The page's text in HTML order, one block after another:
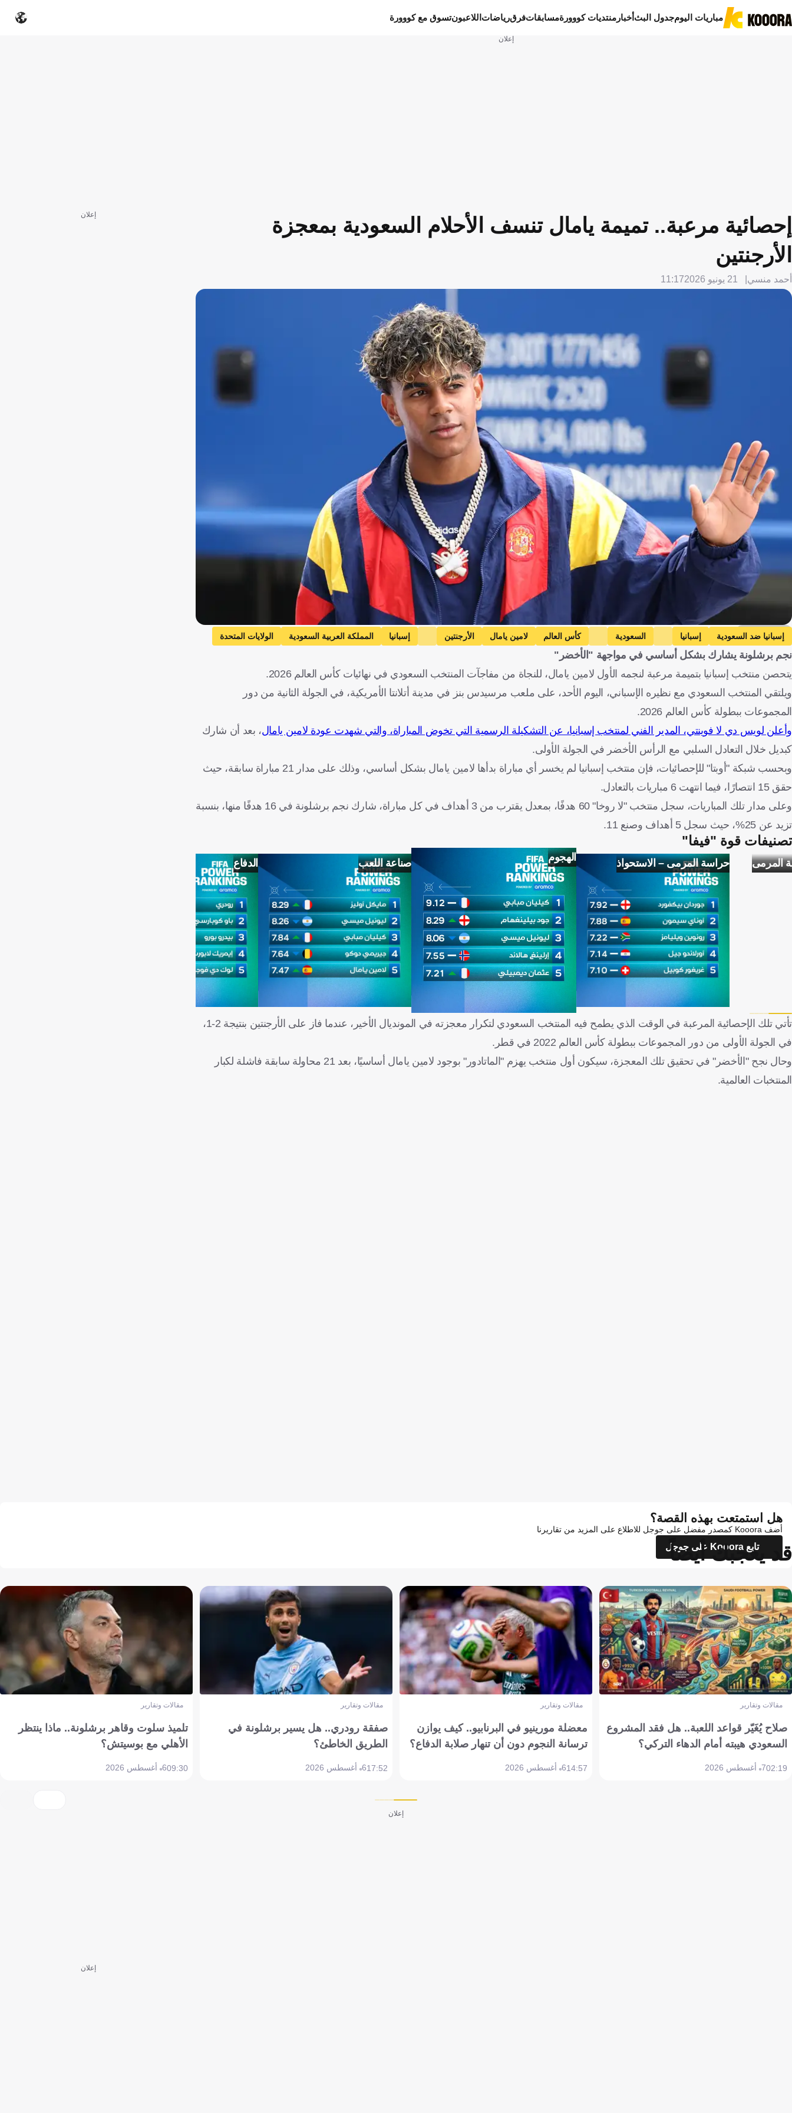
مباريات اليومجدول البثأخبار منتديات كووورةمسابقاتفرقرياضات اللاعبونتسوق مع كووورة
إعلان
إحصائية مرعبة.. تميمة يامال تنسف الأحلام السعودية بمعجزة
الأرجنتين
أحمد منسي 21 يونيو 2026 11:17
Getty Images
إسبانيا ضد السعودية إسبانيا السعودية كأس العالم لامين يامال الأرجنتين إسبانيا المملكة العربية السعودية
الولايات المتحدة
الأرجنتين
كرة قدم
نجم برشلونة يشارك بشكل أساسي في مواجهة "الأخضر"
يتحصن منتخب إسبانيا بتميمة مرعبة لنجمه الأول لامين يامال، للنجاة من مفاجآت المنتخب السعودي في نهائيات كأس العالم 2026.
ويلتقي المنتخب السعودي مع نظيره الإسباني، اليوم الأحد، على ملعب مرسيدس بنز في مدينة أتلانتا الأمريكية، في الجولة الثانية من دور
المجموعات ببطولة كأس العالم 2026.
وأعلن لويس دي لا فوينتي، المدير الفني لمنتخب إسبانيا، عن التشكيلة الرسمية التي تخوض المباراة، والتي شهدت عودة لامين يامال، بعد أن شارك
كبديل خلال التعادل السلبي مع الرأس الأخضر في الجولة الأولى.
وبحسب شبكة "أوبتا" للإحصائيات، فإن منتخب إسبانيا لم يخسر أي مباراة بدأها لامين يامال بشكل أساسي، وذلك على مدار 21 مباراة سابقة، حيث
حقق 15 انتصارًا، فيما انتهت 6 مباريات بالتعادل.
وعلى مدار تلك المباريات، سجل منتخب "لا روخا" 60 هدفًا، بمعدل يقترب من 3 أهداف في كل مباراة، شارك نجم برشلونة في 16 هدفًا منها، بنسبة
تزيد عن 25%، حيث سجل 5 أهداف وصنع 11.
تصنيفات قوة "فيفا"
المرمى حراسة المرمى – الاستحواذ الهجوم صناعة اللعب الدفاع
تأتي تلك الإحصائية المرعبة في الوقت الذي يطمح فيه المنتخب السعودي لتكرار معجزته في المونديال الأخير، عندما فاز على الأرجنتين بنتيجة 2-1،
في الجولة الأولى من دور المجموعات ببطولة كأس العالم 2022 في قطر.
وحال نجح "الأخضر" في تحقيق تلك المعجزة، سيكون أول منتخب يهزم "الماتادور" بوجود لامين يامال أساسيًا، بعد 21 محاولة سابقة فاشلة لكبار
المنتخبات العالمية.
إعلان
هل استمتعت بهذه القصة؟
أضف Kooora كمصدر مفضل على جوجل للاطلاع على المزيد من تقاريرنا
تابع Kooora على جوجل
قد يعجبك أيضاً
مقالات وتقارير
صلاح يُغَيّر قواعد اللعبة.. هل فقد المشروع
السعودي هيبته أمام الدهاء التركي؟
02:197 أغسطس 2026
مقالات وتقارير
معضلة مورينيو في البرنابيو.. كيف يوازن
ترسانة النجوم دون أن تنهار صلابة الدفاع؟
14:576 أغسطس 2026
مقالات وتقارير
صفقة رودري.. هل يسير برشلونة في
الطريق الخاطئ؟
17:526 أغسطس 2026
مقالات وتقارير
تلميذ سلوت وقاهر برشلونة.. ماذا ينتظر
الأهلي مع بوسيتش؟
09:306 أغسطس 2026
إعلان
إعلان